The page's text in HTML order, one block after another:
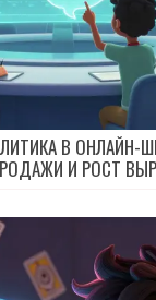
В ОНЛАЙН-
И РОСТ